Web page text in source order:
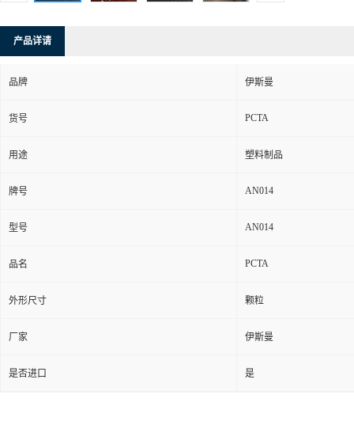
产品详请
品牌 伊斯曼
货号 PCTA
用途 塑料制品
牌号 AN014
型号 AN014
品名 PCTA
外形尺寸 颗粒
厂家 伊斯曼
是否进口 是